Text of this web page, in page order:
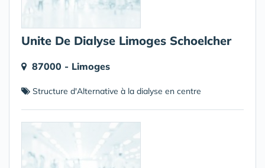
Unite De Dialyse Limoges Schoelcher
87000 - Limoges
Structure d'Alternative à la dialyse en centre